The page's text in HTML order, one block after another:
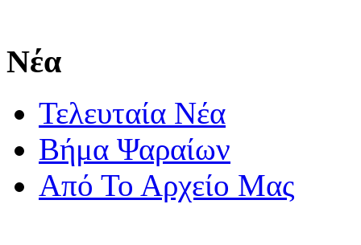
Νέα
Τελευταία Νέα
Βήμα Ψαραίων
Από Το Αρχείο Μας